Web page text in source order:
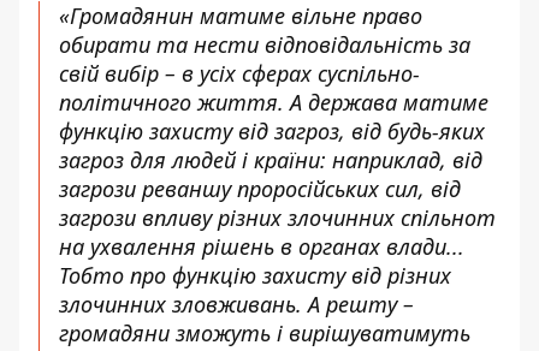
«Громадянин матиме вільне право
обирати та нести відповідальність за
свій вибір – в усіх сферах суспільно-
політичного життя. А держава матиме
функцію захисту від загроз, від будь-яких
загроз для людей і країни: наприклад, від
загрози реваншу проросійських сил, від
загрози впливу різних злочинних спільнот
на ухвалення рішень в органах влади...
Тобто про функцію захисту від різних
злочинних зловживань. А решту –
громадяни зможуть і вирішуватимуть